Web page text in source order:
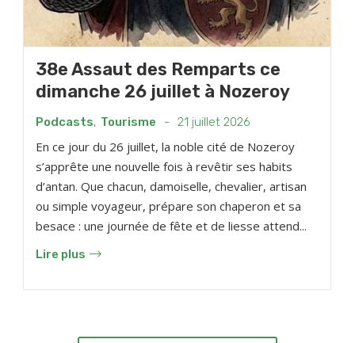
38e Assaut des Remparts ce
dimanche 26 juillet à Nozeroy
Podcasts, Tourisme - 21 juillet 2026
En ce jour du 26 juillet, la noble cité de Nozeroy
s’apprête une nouvelle fois à revêtir ses habits
d’antan. Que chacun, damoiselle, chevalier, artisan
ou simple voyageur, prépare son chaperon et sa
besace : une journée de fête et de liesse attend...
Lire plus